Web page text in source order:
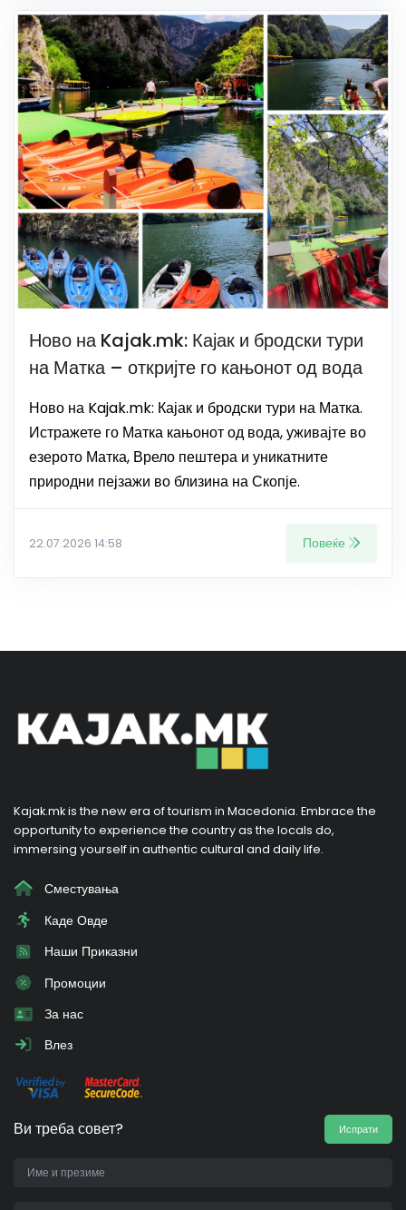
Ново на Kajak.mk: Кајак и бродски тури
на Матка – откријте го кањонот од вода
Ново на Kajak.mk: Кајак и бродски тури на Матка.
Истражете го Матка кањонот од вода, уживајте во
езерото Матка, Врело пештера и уникатните
природни пејзажи во близина на Скопје.
22.07.2026 14:58 Повеќе
Kajak.mk is the new era of tourism in Macedonia. Embrace the
opportunity to experience the country as the locals do,
immersing yourself in authentic cultural and daily life.
Сместувања
Каде Овде
Наши Приказни
Промоции
За нас
Влез
Ви треба совет? Испрати